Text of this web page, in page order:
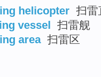
helicopter 扫雷
vessel 扫雷舰
area 扫雷区